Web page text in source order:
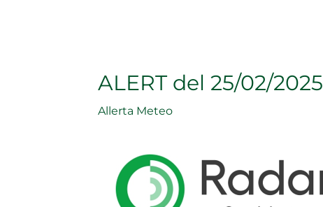
ALERT del 25/02/2025
Allerta Meteo